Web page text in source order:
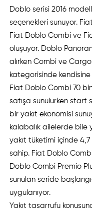
Doblo serisi 2016
seçenekleri sunuyor.
Fiat Doblo Combi ve
oluşuyor. Doblo
alırken Combi ve
kategorisinde
Fiat Doblo Combi 70
satışa sunulurken
bir yakıt ekonomisi
kalabalık ailelerde bile
yakıt tüketimi içinde
sahip. Fiat Doblo
Doblo Combi Premio
sunulan seride
uygulanıyor.
Yakıt tasarrufu